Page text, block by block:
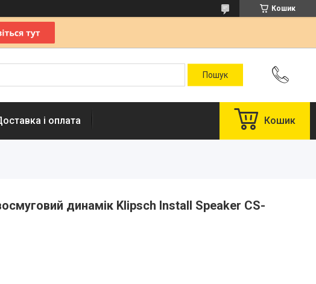
Кошик
і оплата Кошик
динамік Klipsch Install Speaker CS-